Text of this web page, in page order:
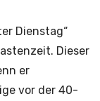
Dienstag“
Dieser
er
vor der 40-